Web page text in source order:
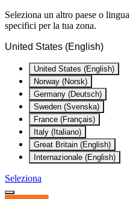
Seleziona un altro paese o
specifici per la tua zona.
United States (English)
United States (English)
Norway (Norsk)
Germany (Deutsch)
Sweden (Svenska)
France (Français)
Italy (Italiano)
Great Britain (English)
Internazionale (English)
Seleziona